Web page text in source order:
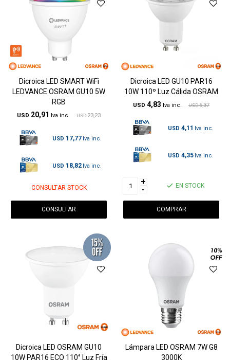
Dicroica LED SMART WiFi
LEDVANCE OSRAM GU10 5W
RGB
USD 20,91 USD 23,23
USD 17,77
USD 18,82
CONSULTAR STOCK
CONSULTAR
Dicroica LED GU10 PAR16
10W 110º Luz Cálida OSRAM
USD 4,83 USD 5,37
USD 4,11
USD 4,35
+
- EN STOCK
Dicroica LED OSRAM GU10
10W PAR16 ECO 110° Luz Fría
Lámpara LED OSRAM 7W G8
3000K